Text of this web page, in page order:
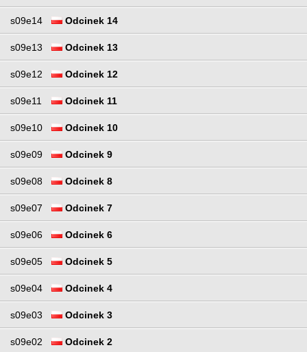
s09e14 Odcinek 14
s09e13 Odcinek 13
s09e12 Odcinek 12
s09e11 Odcinek 11
s09e10 Odcinek 10
s09e09 Odcinek 9
s09e08 Odcinek 8
s09e07 Odcinek 7
s09e06 Odcinek 6
s09e05 Odcinek 5
s09e04 Odcinek 4
s09e03 Odcinek 3
s09e02 Odcinek 2